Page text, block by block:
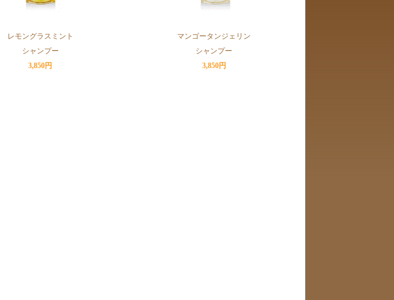
レモングラスミント
シャンプー
3,850円
マンゴータンジェリン
シャンプー
3,850円